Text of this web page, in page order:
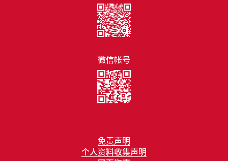
免责声明
个人资料收集声明
微信帐号